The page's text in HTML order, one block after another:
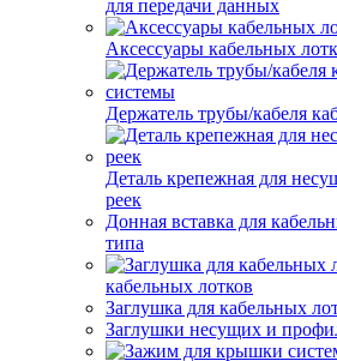
для передачи данных
Аксессуары кабельных
Держатель трубы/кабеля
Деталь крепежная для
реек
Донная вставка для
типа
кабельных лотков
Заглушка для кабельных
Заглушки несущих и